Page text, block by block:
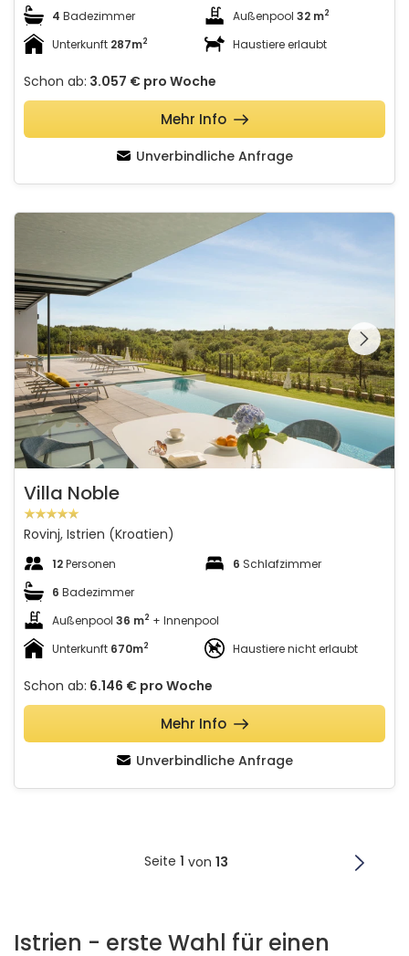
4 Badezimmer Außenpool 32 m2
Unterkunft 287m2 Haustiere erlaubt
Schon ab: 3.057 € pro Woche
Unverbindliche Anfrage
Mehr Info
Villa Noble
gesamte Galerie
Villa Noble
Rovinj, Istrien (Kroatien)
12Personen 6 Schlafzimmer
6 Badezimmer
Außenpool 36 m2 + Innenpool
Unterkunft 670m2 Haustiere nicht erlaubt
Schon ab: 6.146 € pro Woche
Unverbindliche Anfrage
Mehr Info
Seite 1 von 13
Istrien - erste Wahl für einen